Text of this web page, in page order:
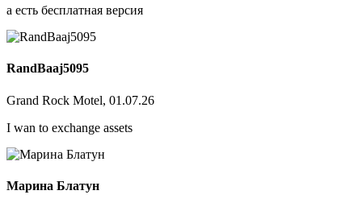
а есть бесплатная версия
RandBaaj5095
Grand Rock Motel, 01.07.26
I wan to exchange assets
Марина Блатун